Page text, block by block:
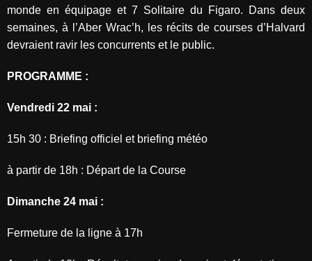
monde en équipage et 7 Solitaire du Figaro. Dans deux
semaines, à l’Aber Wrac’h, les récits de courses d’Halvard
devraient ravir les concurrents et le public.
PROGRAMME :
Vendredi 22 mai :
15h 30 : Briefing officiel et briefing météo
à partir de 18h : Départ de la Course
Dimanche 24 mai :
Fermeture de la ligne à 17h